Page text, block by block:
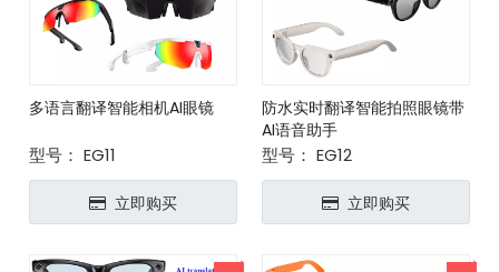
多语言翻译智能相机AI眼镜
型号： EG11
立即购买
防水实时翻译智能拍照眼镜带
AI语音助手
型号： EG12
立即购买